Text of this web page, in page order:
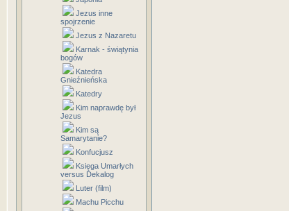
Jezus inne
spojrzenie
Jezus z Nazaretu
Karnak - świątynia
bogów
Katedra
Gnieźnieńska
Katedry
Kim naprawdę był
Jezus
Kim są
Samarytanie?
Konfucjusz
Księga Umarłych
versus Dekalog
Luter (film)
Machu Picchu